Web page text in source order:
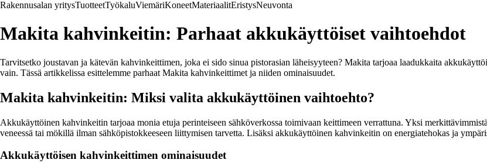
Rakennusalan yritysTuotteetTyökaluViemäriKoneetMateriaalitEristysNeuvonta
Makita kahvinkeitin: Parhaat akkukäyttöiset vaihtoehdot
Tarvitsetko joustavan ja kätevän kahvinkeittimen, joka ei sido sinua pistorasian läheisyyteen? Makita tarjoaa laadukkaita
vain. Tässä artikkelissa esittelemme parhaat Makita kahvinkeittimet ja niiden ominaisuudet.
Makita kahvinkeitin: Miksi valita akkukäyttöinen vaihtoehto?
Akkukäyttöinen kahvinkeitin tarjoaa monia etuja perinteiseen sähköverkossa toimivaan keittimeen verrattuna. Yksi
veneessä tai mökillä ilman sähköpistokkeeseen liittymisen tarvetta. Lisäksi akkukäyttöinen kahvinkeitin on energiatehokas ja
Akkukäyttöisen kahvinkeittimen ominaisuudet